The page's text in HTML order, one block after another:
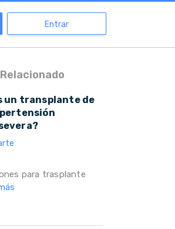
Entrar
un transplante de
para trasplante